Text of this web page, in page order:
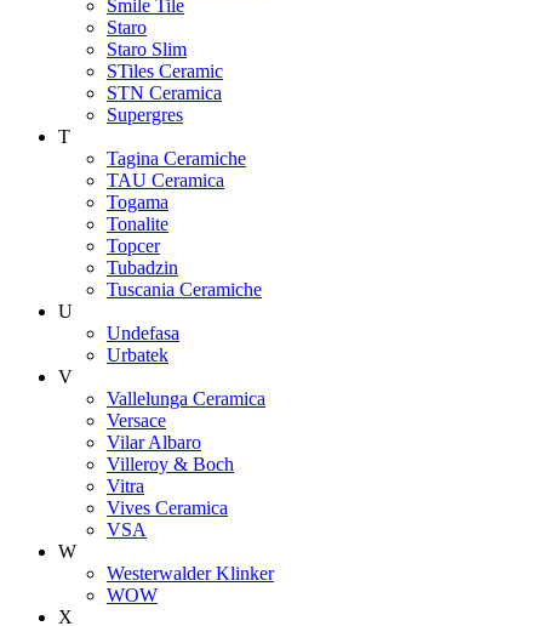
Smile Tile
Staro
Staro Slim
STiles Ceramic
STN Ceramica
Supergres
T
Tagina Ceramiche
TAU Ceramica
Togama
Tonalite
Topcer
Tubadzin
Tuscania Ceramiche
U
Undefasa
Urbatek
V
Vallelunga Ceramica
Versace
Vilar Albaro
Villeroy & Boch
Vitra
Vives Ceramica
VSA
W
Westerwalder Klinker
WOW
X